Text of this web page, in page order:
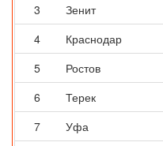
3
Зенит
4
Краснодар
5
Ростов
6
Терек
7
Уфа